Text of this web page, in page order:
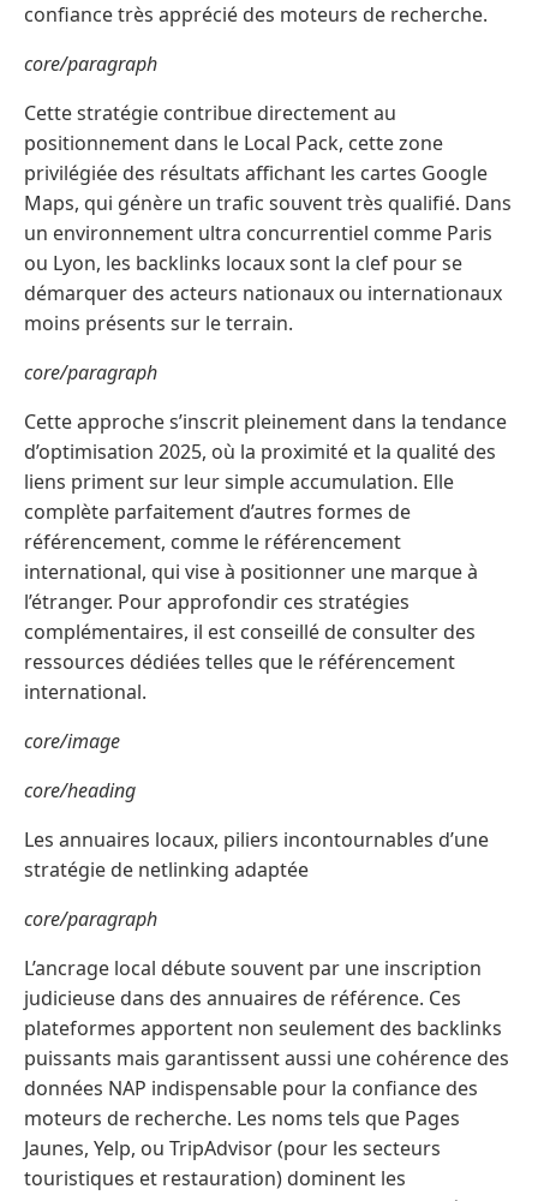
confiance très apprécié des moteurs de recherche.
core/paragraph
Cette stratégie contribue directement au
positionnement dans le Local Pack, cette zone
privilégiée des résultats affichant les cartes Google
Maps, qui génère un trafic souvent très qualifié. Dans
un environnement ultra concurrentiel comme Paris
ou Lyon, les backlinks locaux sont la clef pour se
démarquer des acteurs nationaux ou internationaux
moins présents sur le terrain.
core/paragraph
Cette approche s’inscrit pleinement dans la tendance
d’optimisation 2025, où la proximité et la qualité des
liens priment sur leur simple accumulation. Elle
complète parfaitement d’autres formes de
référencement, comme le référencement
international, qui vise à positionner une marque à
l’étranger. Pour approfondir ces stratégies
complémentaires, il est conseillé de consulter des
ressources dédiées telles que le référencement
international.
core/image
core/heading
Les annuaires locaux, piliers incontournables d’une
stratégie de netlinking adaptée
core/paragraph
L’ancrage local débute souvent par une inscription
judicieuse dans des annuaires de référence. Ces
plateformes apportent non seulement des backlinks
puissants mais garantissent aussi une cohérence des
données NAP indispensable pour la confiance des
moteurs de recherche. Les noms tels que Pages
Jaunes, Yelp, ou TripAdvisor (pour les secteurs
touristiques et restauration) dominent les